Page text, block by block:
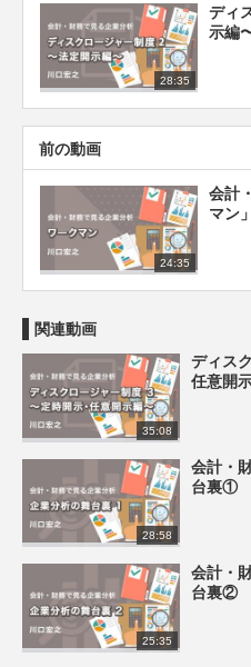
28:35
ディ
示編
前の動画
24:35
会計
マン」
関連動画
35:08
ディス
任意開
28:58
会計・
台裏①
25:35
会計・
台裏②